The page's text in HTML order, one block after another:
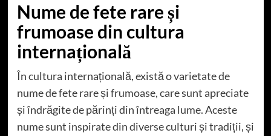
Nume de fete rare și
frumoase din cultura
internațională
În cultura internațională, există o varietate de
nume de fete rare și frumoase, care sunt apreciate
și îndrăgite de părinți din întreaga lume. Aceste
nume sunt inspirate din diverse culturi și tradiții, și